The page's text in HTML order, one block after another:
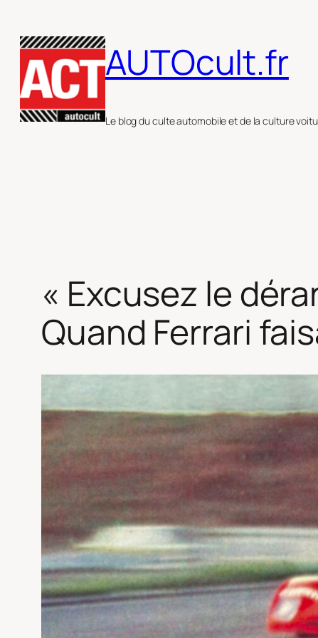
au
contenu
AUTOcult.fr
Le blog du culte automobile et de la culture
« Excusez le
Quand Ferrari